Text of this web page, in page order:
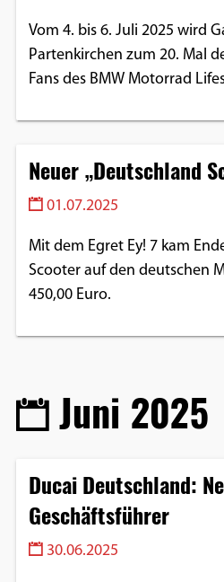
Vom 4. bis 6. Juli 2025 wird
Partenkirchen zum 20. Mal
Fans des BMW Motorrad
Neuer „Deutschland
01.07.2025
Mit dem Egret Ey! 7 kam
Scooter auf den deutschen
450,00 Euro.
Juni 2025
Ducai Deutschland:
Geschäftsführer
30.06.2025